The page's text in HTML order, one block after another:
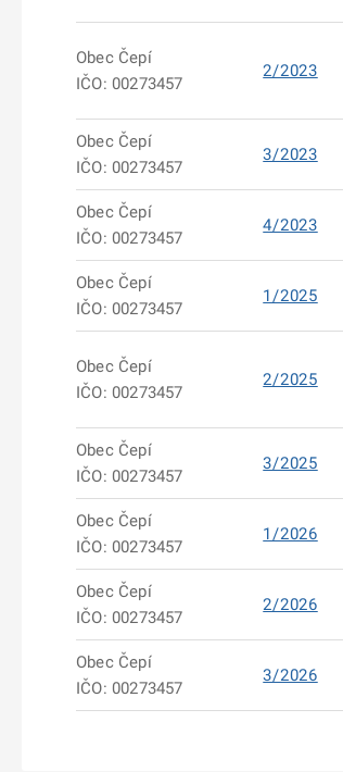
Obec Čepí
IČO: 00273457
2/2023
Obec Čepí
IČO: 00273457
3/2023
Obec Čepí
IČO: 00273457
4/2023
Obec Čepí
IČO: 00273457
1/2025
Obec Čepí
IČO: 00273457
2/2025
Obec Čepí
IČO: 00273457
3/2025
Obec Čepí
IČO: 00273457
1/2026
Obec Čepí
IČO: 00273457
2/2026
Obec Čepí
IČO: 00273457
3/2026